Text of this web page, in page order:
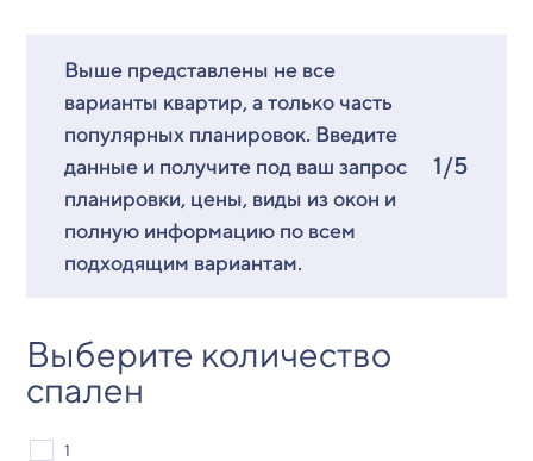
Выше представлены не все
варианты квартир, а только часть
популярных планировок. Введите
данные и получите под ваш запрос
планировки, цены, виды из окон и
полную информацию по всем
подходящим вариантам.
1/5
Выберите количество
спален
1